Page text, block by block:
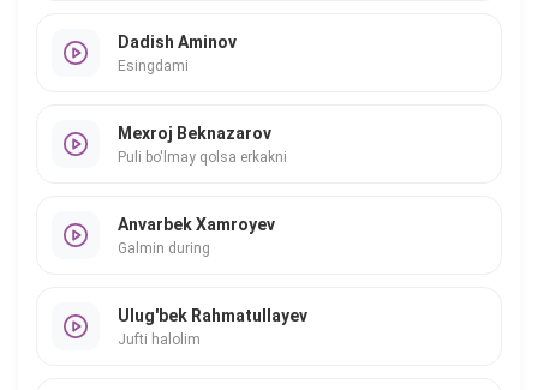
Dadish Aminov
Esingdami
Mexroj Beknazarov
Puli bo'lmay qolsa erkakni
Anvarbek Xamroyev
Galmin during
Ulug'bek Rahmatullayev
Jufti halolim